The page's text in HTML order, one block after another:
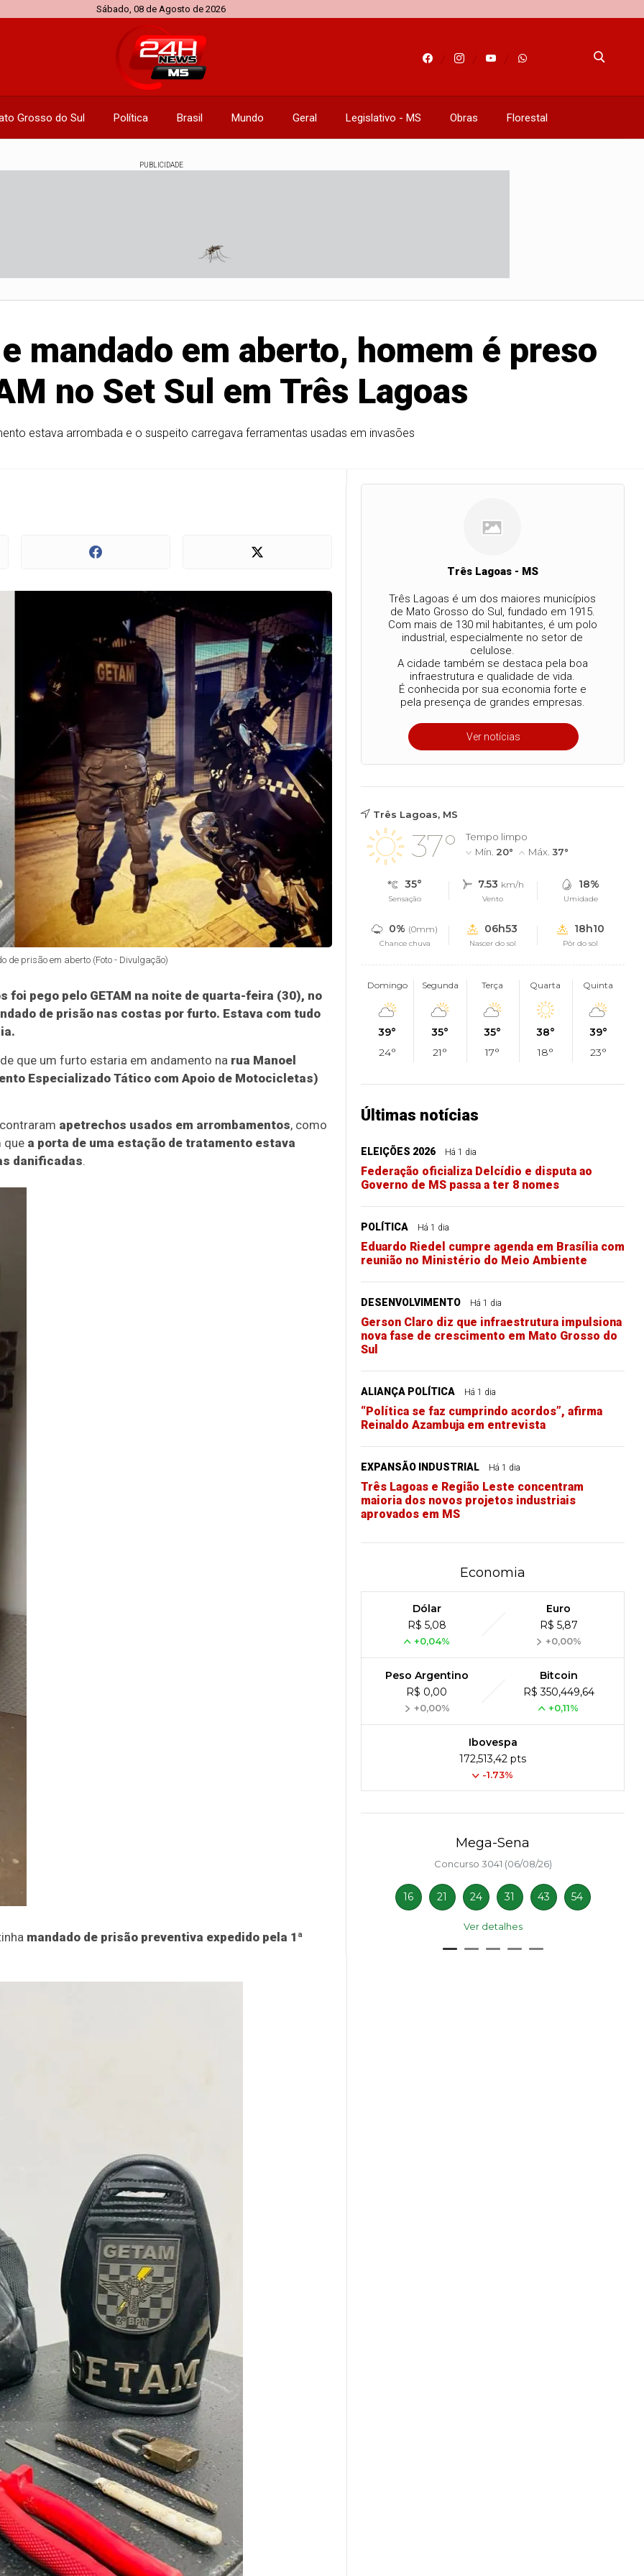
Sábado, 08 de Agosto de 2026
Grosso do Sul Política Brasil Mundo Geral Legislativo - MS Obras Florestal
PUBLICIDADE
mandado em aberto, homem é preso
no Set Sul em Três Lagoas
estava arrombada e o suspeito carregava ferramentas usadas em invasões
de prisão em aberto (Foto - Divulgação)
foi pego pelo GETAM na noite de quarta-feira (30), no
de prisão nas costas por furto. Estava com tudo
que um furto estaria em andamento na rua Manoel
Especializado Tático com Apoio de Motocicletas)
apetrechos usados em arrombamentos, como
que a porta de uma estação de tratamento estava
danificadas.
mandado de prisão preventiva expedido pela 1ª
Três Lagoas - MS
Três Lagoas é um dos maiores municípios
de Mato Grosso do Sul, fundado em 1915.
Com mais de 130 mil habitantes, é um polo
industrial, especialmente no setor de
celulose.
A cidade também se destaca pela boa
infraestrutura e qualidade de vida.
É conhecida por sua economia forte e
pela presença de grandes empresas.
Ver notícias
Três Lagoas, MS
37°
Tempo limpo
Mín. 20° Máx. 37°
35°
Sensação
7.53 km/h
Vento
18%
Umidade
0% (0mm)
Chance chuva
06h53
Nascer do sol
18h10
Pôr do sol
Domingo
39°
24°
Segunda
35°
21°
Terça
35°
17°
Quarta
38°
18°
Quinta
39°
23°
Últimas notícias
ELEIÇÕES 2026 Há 1 dia
Federação oficializa Delcídio e disputa ao
Governo de MS passa a ter 8 nomes
POLÍTICA Há 1 dia
Eduardo Riedel cumpre agenda em Brasília com
reunião no Ministério do Meio Ambiente
DESENVOLVIMENTO Há 1 dia
Gerson Claro diz que infraestrutura impulsiona
nova fase de crescimento em Mato Grosso do
Sul
ALIANÇA POLÍTICA Há 1 dia
“Política se faz cumprindo acordos”, afirma
Reinaldo Azambuja em entrevista
EXPANSÃO INDUSTRIAL Há 1 dia
Três Lagoas e Região Leste concentram
maioria dos novos projetos industriais
aprovados em MS
Economia
Dólar
R$ 5,08
+0,04%
Euro
R$ 5,87
+0,00%
Peso Argentino
R$ 0,00
+0,00%
Bitcoin
R$ 350,449,64
+0,11%
Ibovespa
172,513,42 pts
-1.73%
26)
Mega-Sena
Concurso 3041 (06/08/26)
16 21 24 31 43 54
Ver detalhes